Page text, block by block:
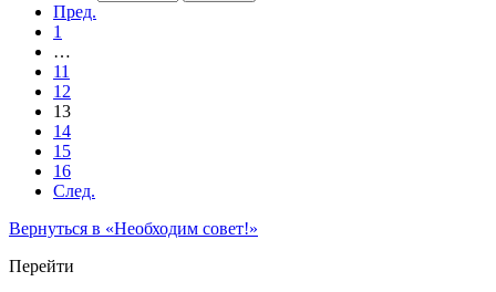
Пред.
1
…
11
12
13
14
15
16
След.
Вернуться в «Необходим совет!»
Перейти